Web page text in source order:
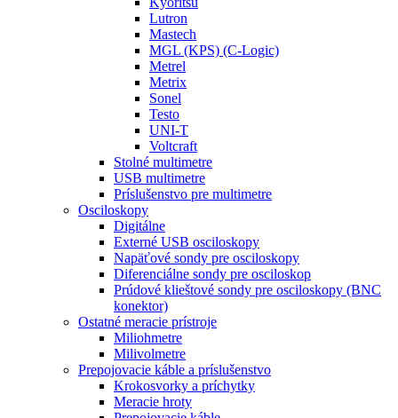
Lutron
Mastech
MGL (KPS) (C-Logic)
Metrel
Metrix
Sonel
Testo
UNI-T
Voltcraft
Stolné multimetre
USB multimetre
Príslušenstvo pre multimetre
Osciloskopy
Digitálne
Externé USB osciloskopy
Napäťové sondy pre osciloskopy
Diferenciálne sondy pre osciloskop
Prúdové klieštové sondy pre osciloskopy (BNC
konektor)
Ostatné meracie prístroje
Miliohmetre
Milivolmetre
Prepojovacie káble a príslušenstvo
Krokosvorky a príchytky
Meracie hroty